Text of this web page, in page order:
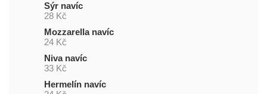
Sýr navíc
28 Kč
Mozzarella navíc
24 Kč
Niva navíc
33 Kč
Hermelín navíc